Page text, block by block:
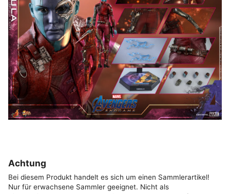
Achtung
Bei diesem Produkt handelt es sich um einen Sammlerartikel!
Nur für erwachsene Sammler geeignet. Nicht als